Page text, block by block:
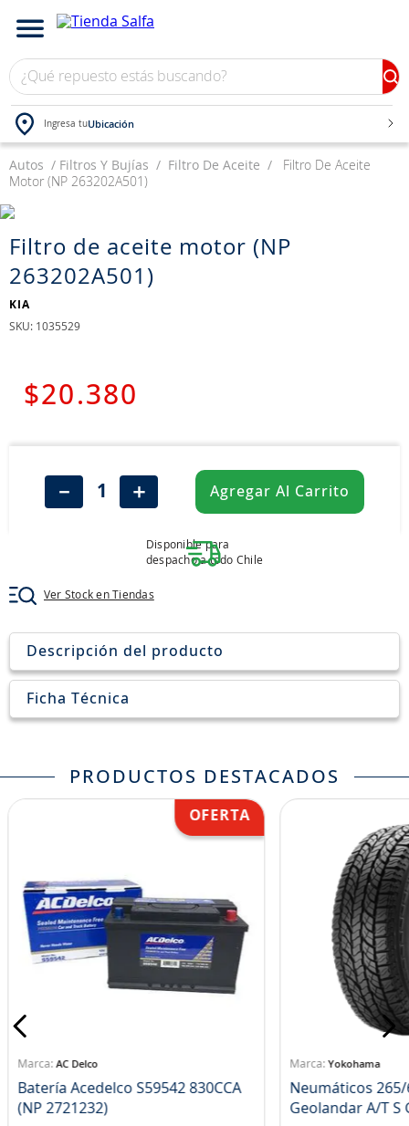
¿Qué repuesto estás buscando?
Ingresa tuUbicación
Autos Filtros Y Bujías Filtro De Aceite
Filtro De Aceite
Motor (NP 263202A501)
Filtro de aceite motor (NP
263202A501)
KIA
: 1035529
$20 .380
＋
－ Agregar Al Carrito
Disponible para
despacho a todo Chile
Ver Stock en Tiendas
Descripción del producto
Ficha Técnica
PRODUCTOS DESTACADOS
AC Delco
Batería Acedelco S59542 830CCA
(NP 2721232)
Yokohama
Neumáticos 265/
TÉRMINOS MÁS BUSCADOS
3 .
westlake
5 .
225
7.
jockey
9.
235
john deere